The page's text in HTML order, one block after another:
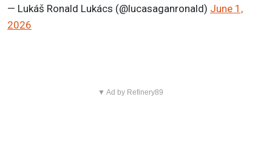
— Lukáš Ronald Lukács (@lucasaganronald) June 1,
2026
▼ Ad by Refinery89